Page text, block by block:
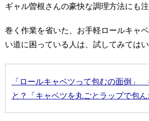
ギャル曽根さんの豪快な調理方法にも注
巻く作業を省いた、お手軽ロールキャ
い道に困っている人は、試してみてはい
「ロールキャベツって包むの面倒」
と？「キャベツを丸ごとラップで包